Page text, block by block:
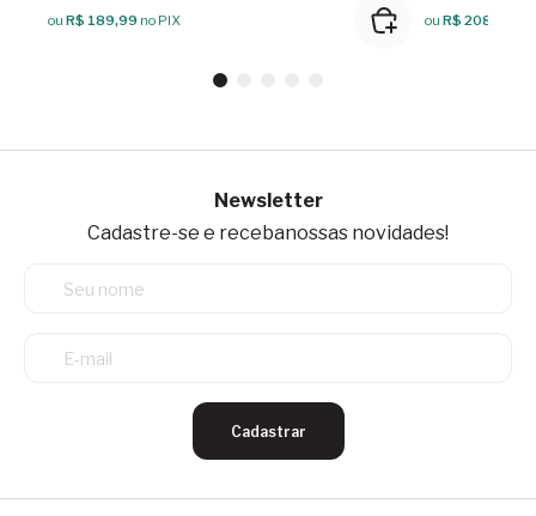
ou R$ 189,99 no PIX
ou R$ 208,99
Newsletter
Cadastre-se e recebanossas novidades!
Cadastrar